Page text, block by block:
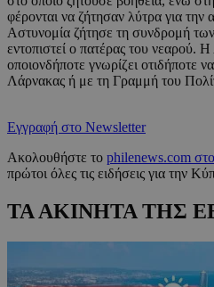
φέρονται να ζήτησαν λύτρα για
Αστυνομία ζήτησε τη συνδρομή
εντοπιστεί ο πατέρας του νεαρού.
οποιονδήποτε γνωρίζει οτιδήποτε
Λάρνακας ή με τη Γραμμή του
Εγγραφή στο Newsletter
Ακολουθήστε το philenews.com
πρώτοι όλες τις ειδήσεις για την
ΤΑ ΑΚΙΝΗΤΑ ΤΗΣ